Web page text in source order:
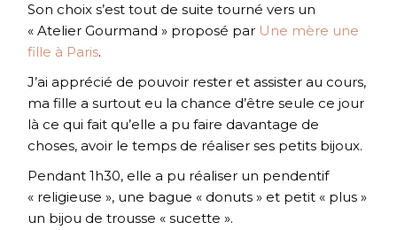
Son choix s’est tout de suite tourné vers un
« Atelier Gourmand » proposé par Une mère une
fille à Paris.
J’ai apprécié de pouvoir rester et assister au cours,
ma fille a surtout eu la chance d’être seule ce jour
là ce qui fait qu’elle a pu faire davantage de
choses, avoir le temps de réaliser ses petits bijoux.
Pendant 1h30, elle a pu réaliser un pendentif
« religieuse », une bague « donuts » et petit « plus »
un bijou de trousse « sucette ».